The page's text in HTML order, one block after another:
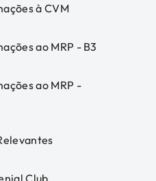
à CVM
ao MRP - B3
ao MRP -
Club